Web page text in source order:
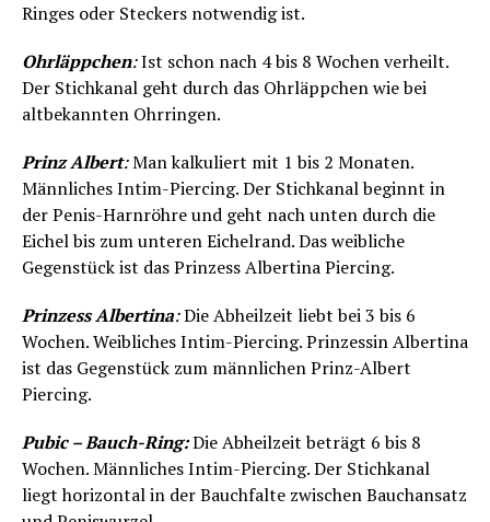
Ringes oder Steckers notwendig ist.
Ohrläppchen:Ist schon nach 4 bis 8 Wochen verheilt.
Der Stichkanal geht durch das Ohrläppchen wie bei
altbekannten Ohrringen.
Prinz Albert:Man kalkuliert mit 1 bis 2 Monaten.
Männliches Intim-Piercing. Der Stichkanal beginnt in
der Penis-Harnröhre und geht nach unten durch die
Eichel bis zum unteren Eichelrand. Das weibliche
Gegenstück ist das Prinzess Albertina Piercing.
Prinzess Albertina:Die Abheilzeit liebt bei 3 bis 6
Wochen. Weibliches Intim-Piercing. Prinzessin Albertina
ist das Gegenstück zum männlichen Prinz-Albert
Piercing.
Pubic – Bauch-Ring:Die Abheilzeit beträgt 6 bis 8
Wochen. Männliches Intim-Piercing. Der Stichkanal
liegt horizontal in der Bauchfalte zwischen Bauchansatz